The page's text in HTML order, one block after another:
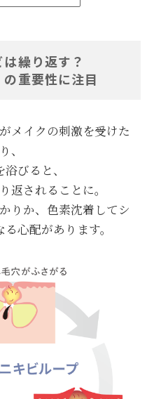
繰り返す？
の重要性に注目
メイクの刺激を受けた
り、
びると、
返されることに。
りか、色素沈着してシ
心配があります。